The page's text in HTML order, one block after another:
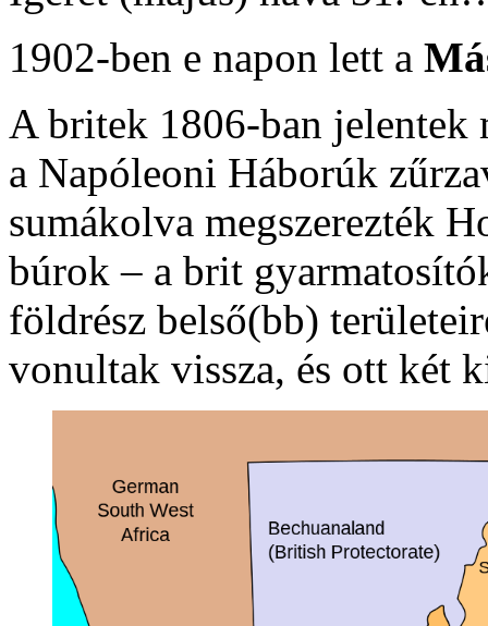
1902-ben e napon lett a
A britek 1806-ban jelentek
a Napóleoni Háborúk
sumákolva megszerezték
búrok – a brit
földrész belső(bb)
vonultak vissza, és ott két